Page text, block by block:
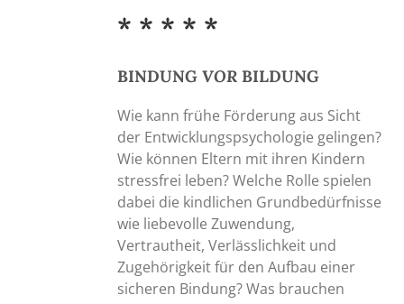
* * * * *
BINDUNGVOR BILDUNG
Wie kann frühe Förderung aus Sicht
der Entwicklungspsychologie gelingen?
Wie können Eltern mit ihren Kindern
stressfrei leben? Welche Rolle spielen
dabei die kindlichen Grundbedürfnisse
wie liebevolle Zuwendung,
Vertrautheit, Verlässlichkeit und
Zugehörigkeit für den Aufbau einer
sicheren Bindung? Was brauchen